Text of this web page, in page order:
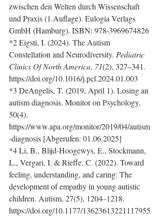
zwischen den Welten durch Wissenschaft
und Praxis (1.Auflage). Eulogia Verlags
GmbH (Hamburg). ISBN: 978-3969674826
*2 Eigsti, I. (2024). The Autism
Constellation and Neurodiversity. Pediatric
Clinics Of North America, 71(2), 327–341.
https://doi.org/10.1016/j.pcl.2024.01.003
*3 DeAngelis, T. (2019, April 1). Losing an
autism diagnosis. Monitor on Psychology,
50(4).
https://www.apa.org/monitor/2019/04/autism
-diagnosis [Abgerufen: 01.06.2025]
*4 Li, B., Blijd-Hoogewys, E., Stockmann,
L., Vergari, I. & Rieffe, C. (2022). Toward
feeling, understanding, and caring: The
development of empathy in young autistic
children. Autism, 27(5), 1204–1218.
https://doi.org/10.1177/13623613221117955